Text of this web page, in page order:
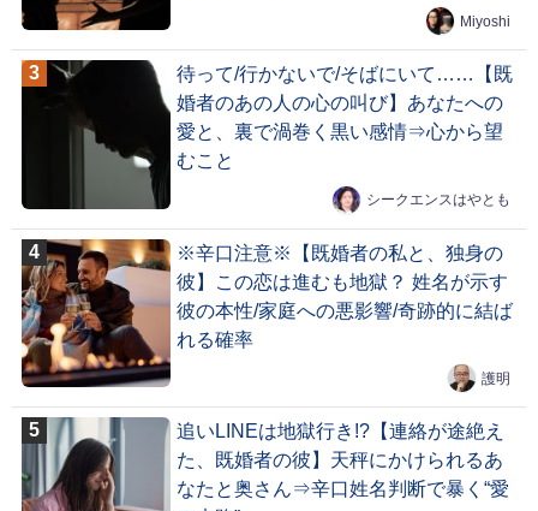
Miyoshi
待って/行かないで/そばにいて……【既
婚者のあの人の心の叫び】あなたへの
愛と、裏で渦巻く黒い感情⇒心から望
むこと
シークエンスはやとも
※辛口注意※【既婚者の私と、独身の
彼】この恋は進むも地獄？ 姓名が示す
彼の本性/家庭への悪影響/奇跡的に結ば
れる確率
護明
追いLINEは地獄行き!?【連絡が途絶え
た、既婚者の彼】天秤にかけられるあ
なたと奥さん⇒辛口姓名判断で暴く“愛